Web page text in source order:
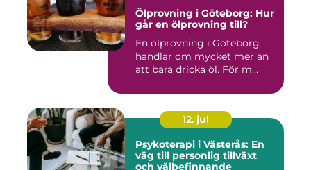
Ölprovning i Göteborg: Hur
går en ölprovning till?
En ölprovning i Göteborg
handlar om mycket mer än
att bara dricka öl. För m...
12. jul
Psykoterapi i Västerås: En
väg till personlig tillväxt
och välbefinnande